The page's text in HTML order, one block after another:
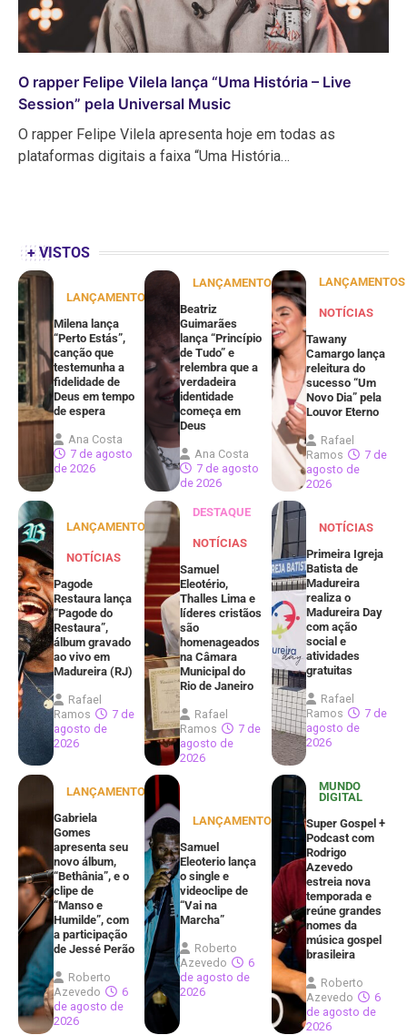
O rapper Felipe Vilela lança “Uma História – Live
Session” pela Universal Music
O rapper Felipe Vilela apresenta hoje em todas as
plataformas digitais a faixa “Uma História…
+ VISTOS
LANÇAMENTOS
Milena lança
“Perto Estás”,
canção que
testemunha a
fidelidade de
Deus em tempo
de espera
Ana Costa
7 de agosto
de 2026
LANÇAMENTOS
Beatriz
Guimarães
lança “Princípio
de Tudo” e
relembra que a
verdadeira
identidade
começa em
Deus
Ana Costa
7 de agosto
de 2026
LANÇAMENTOS
NOTÍCIAS
Tawany
Camargo lança
releitura do
sucesso “Um
Novo Dia” pela
Louvor Eterno
Rafael
Ramos
7 de
agosto de
2026
LANÇAMENTOS
NOTÍCIAS
Pagode
Restaura lança
“Pagode do
Restaura”,
álbum gravado
ao vivo em
Madureira (RJ)
Rafael
Ramos
7 de
agosto de
2026
DESTAQUE
NOTÍCIAS
Samuel
Eleotério,
Thalles Lima e
líderes cristãos
são
homenageados
na Câmara
Municipal do
Rio de Janeiro
Rafael
Ramos
7 de
agosto de
2026
NOTÍCIAS
Primeira Igreja
Batista de
Madureira
realiza o
Madureira Day
com ação
social e
atividades
gratuitas
Rafael
Ramos
7 de
agosto de
2026
LANÇAMENTOS
Gabriela
Gomes
apresenta seu
novo álbum,
“Bethânia”, e o
clipe de
“Manso e
Humilde”, com
a participação
de Jessé Perão
Roberto
Azevedo
6
de agosto de
2026
LANÇAMENTOS
Samuel
Eleoterio lança
o single e
videoclipe de
“Vai na
Marcha”
Roberto
Azevedo
6
de agosto de
2026
MUNDO
DIGITAL
Super Gospel +
Podcast com
Rodrigo
Azevedo
estreia nova
temporada e
reúne grandes
nomes da
música gospel
brasileira
Roberto
Azevedo
6
de agosto de
2026